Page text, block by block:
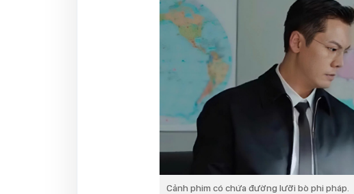
Cảnh phim có chứa đường lưỡi bò phi pháp.